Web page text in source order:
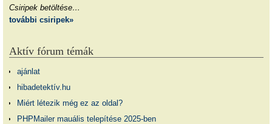
Csiripek betöltése…
további csiripek»
Aktív fórum témák
ajánlat
hibadetektív.hu
Miért létezik még ez az oldal?
PHPMailer mauális telepítése 2025-ben